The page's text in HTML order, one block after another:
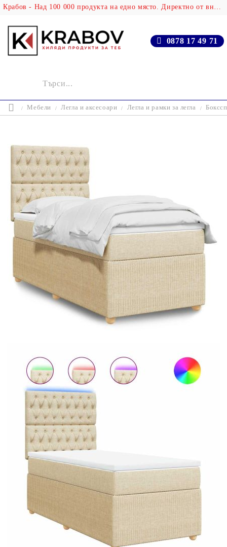
Крабов - Над 100 000 продукта на едно място. Директно от вносителя!
0878 17 49 71
Мебели Легла и аксесоари Легла и рамки за легла